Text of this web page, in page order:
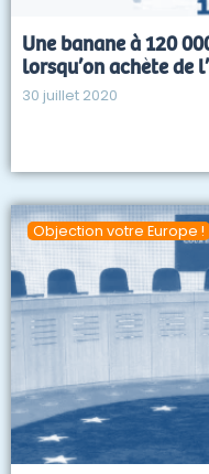
Une banane à 120
lorsqu’on achète de
30 juillet 2020
Objection votre Europe !